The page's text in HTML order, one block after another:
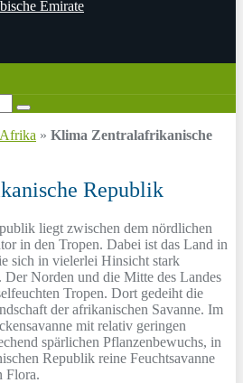
Emirate
» Klima Zentralafrikanische
Republik
liegt zwischen dem nördlichen
in den Tropen. Dabei ist das Land in
sich in vielerlei Hinsicht stark
Der Norden und die Mitte des Landes
Tropen. Dort gedeiht die
der afrikanischen Savanne. Im
mit relativ geringen
spärlichen Pflanzenbewuchs, in
Republik reine Feuchtsavanne
Flora.